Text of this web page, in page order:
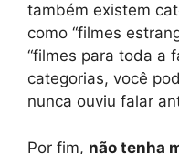
também existem
como “filmes
“filmes para toda a
categorias, você
nunca ouviu falar
Por fim, não tenha